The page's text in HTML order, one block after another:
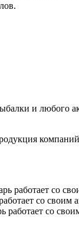
и любого
работает со
со
со